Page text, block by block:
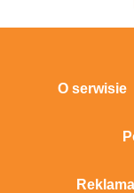
O serwisie